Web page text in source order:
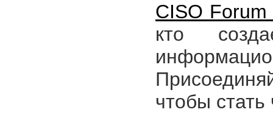
CISO Forum
кто
чтобы